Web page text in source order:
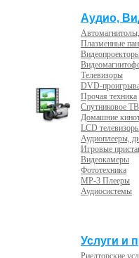
Аудио,
Плазменные
Телевизоры
DVD-
Прочая техника
Спутниковое ТВ
Домашние
LCD
Аудиоплееры,
Игровые
Видеокамеры
Фототехника
MP-3 Плееры
Аудиосистемы
Услуги и
Риелторские